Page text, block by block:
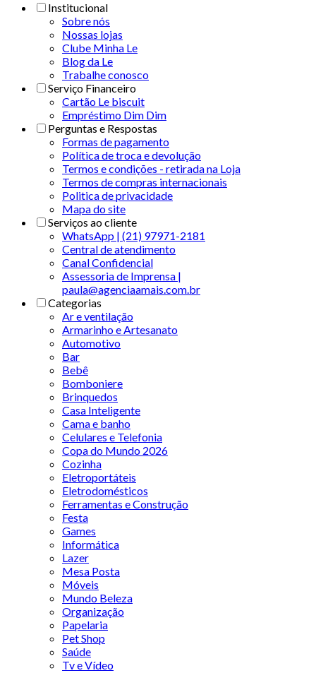
Institucional
Sobre nós
Nossas lojas
Clube Minha Le
Blog da Le
Trabalhe conosco
Serviço Financeiro
Cartão Le biscuit
Empréstimo Dim Dim
Perguntas e Respostas
Formas de pagamento
Política de troca e devolução
Termos e condições - retirada na Loja
Termos de compras internacionais
Politica de privacidade
Mapa do site
Serviços ao cliente
WhatsApp | (21) 97971-2181
Central de atendimento
Canal Confidencial
Assessoria de Imprensa |
paula@agenciaamais.com.br
Categorias
Ar e ventilação
Armarinho e Artesanato
Automotivo
Bar
Bebê
Bomboniere
Brinquedos
Casa Inteligente
Cama e banho
Celulares e Telefonia
Copa do Mundo 2026
Cozinha
Eletroportáteis
Eletrodomésticos
Ferramentas e Construção
Festa
Games
Informática
Lazer
Mesa Posta
Móveis
Mundo Beleza
Organização
Papelaria
Pet Shop
Saúde
Tv e Vídeo